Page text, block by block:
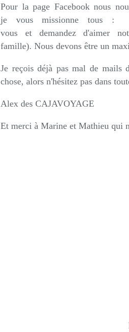
Pour la page Facebook nous
je vous missionne tous :
vous et demandez d'aimer
famille). Nous devons être un
Je reçois déjà pas mal de mails
chose, alors n'hésitez pas dans
Alex des CAJAVOYAGE
Et merci à Marine et Mathieu qui